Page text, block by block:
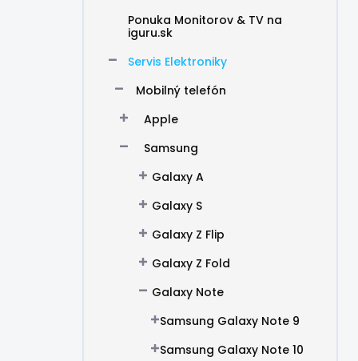
Ponuka Monitorov & TV na
iguru.sk
Servis Elektroniky
Mobilný telefón
Apple
Samsung
Galaxy A
Galaxy S
Galaxy Z Flip
Galaxy Z Fold
Galaxy Note
Samsung Galaxy Note 9
Samsung Galaxy Note 10